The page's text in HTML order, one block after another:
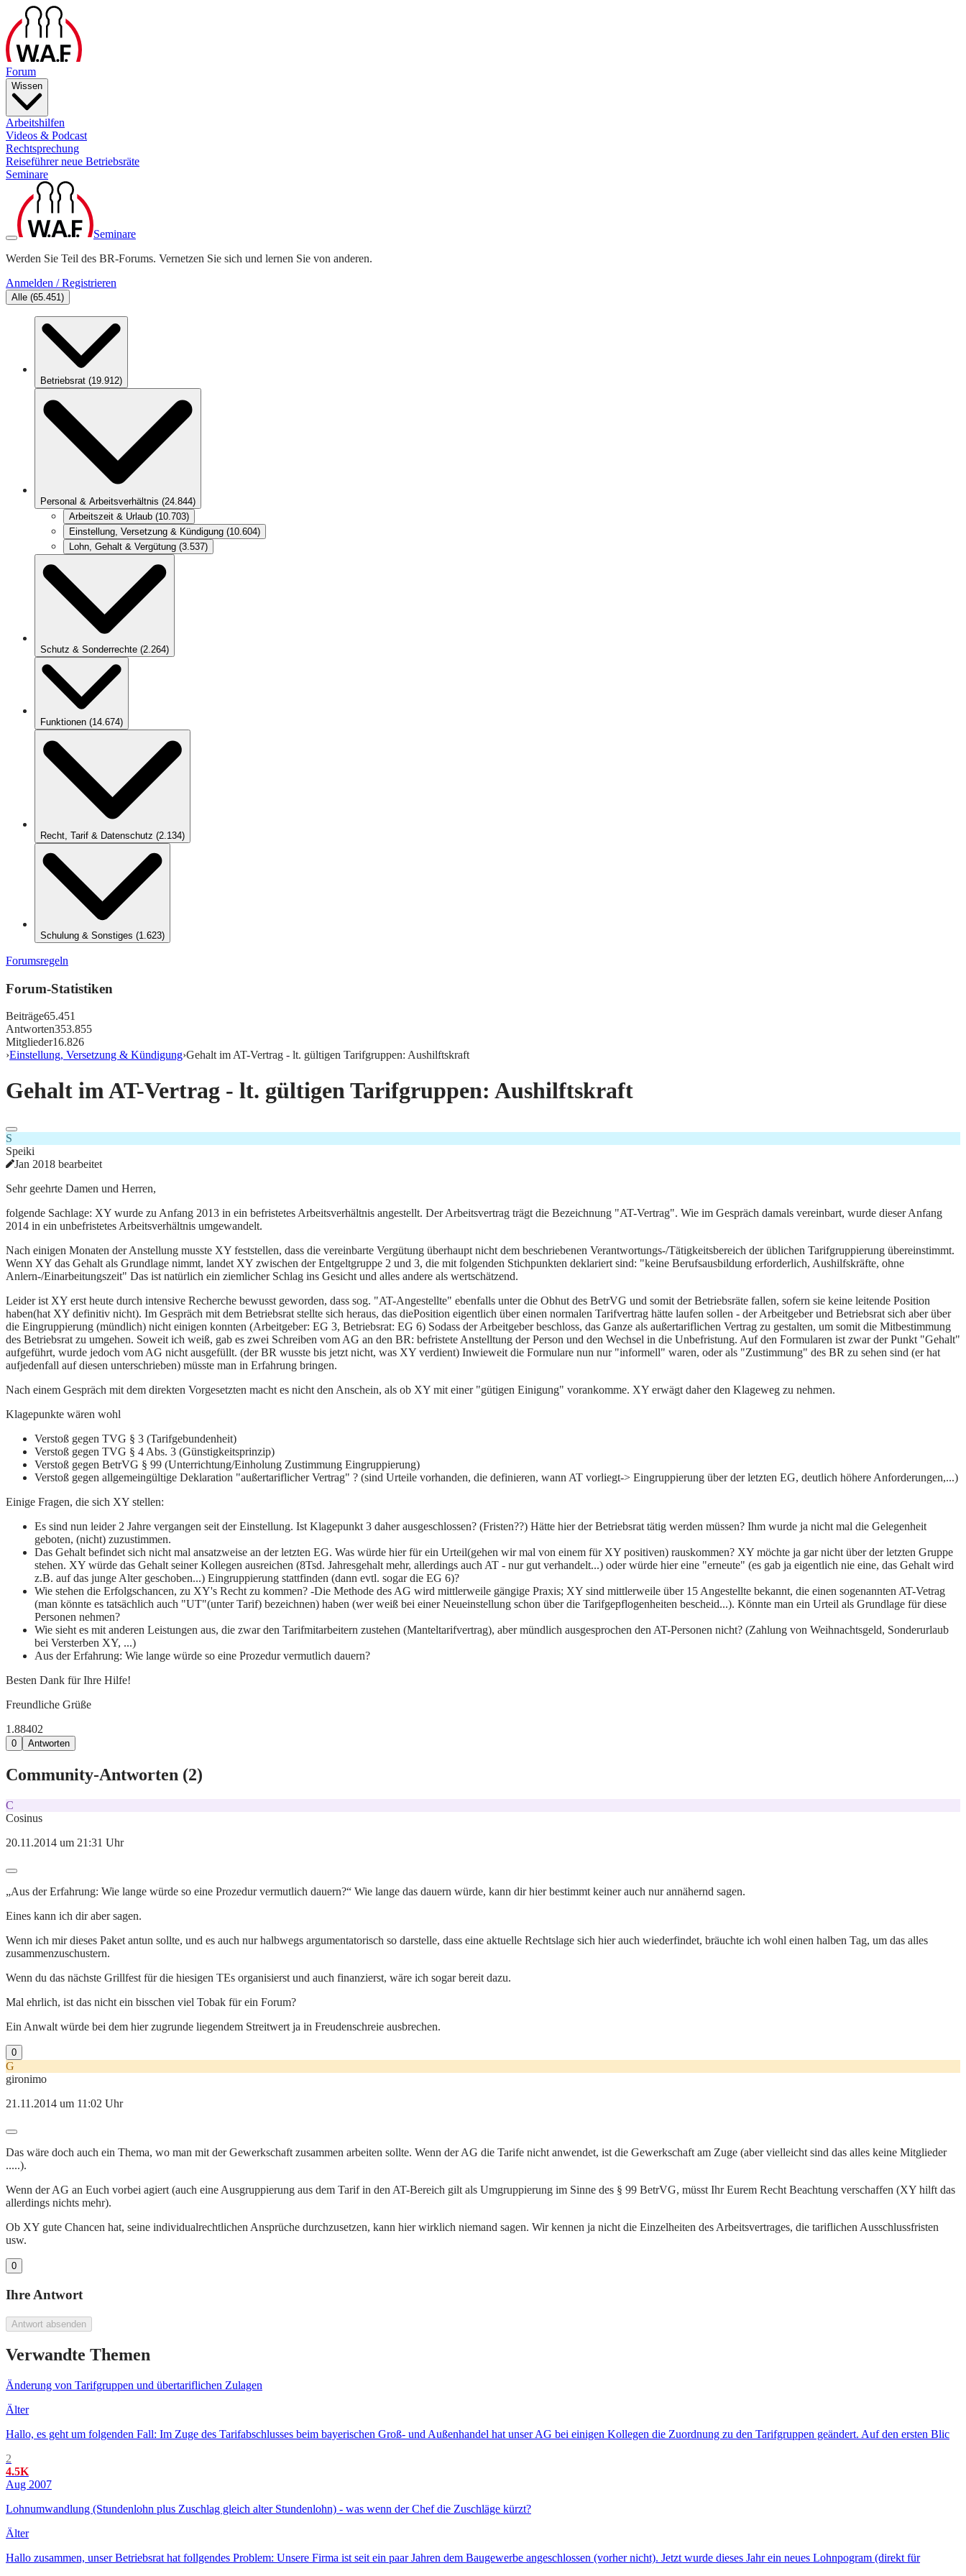
Forum
Wissen
Arbeitshilfen
Videos & Podcast
Rechtsprechung
Reiseführer neue Betriebsräte
Seminare
Seminare
Werden Sie Teil des BR-Forums. Vernetzen Sie sich und lernen Sie von anderen.
Anmelden / Registrieren
Alle (65.451)
Betriebsrat (19.912)
Personal & Arbeitsverhältnis (24.844)
Arbeitszeit & Urlaub (10.703)
Einstellung, Versetzung & Kündigung (10.604)
Lohn, Gehalt & Vergütung (3.537)
Schutz & Sonderrechte (2.264)
Funktionen (14.674)
Recht, Tarif & Datenschutz (2.134)
Schulung & Sonstiges (1.623)
Forumsregeln
Forum-Statistiken
Beiträge65.451
Antworten353.855
Mitglieder16.826
›Einstellung, Versetzung & Kündigung›Gehalt im AT-Vertrag - lt. gültigen Tarifgruppen: Aushilftskraft
Gehalt im AT-Vertrag - lt. gültigen Tarifgruppen: Aushilftskraft
S
Speiki
Jan 2018 bearbeitet
Sehr geehrte Damen und Herren,
folgende Sachlage: XY wurde zu Anfang 2013 in ein befristetes Arbeitsverhältnis angestellt. Der Arbeitsvertrag trägt die Bezeichnung "AT-Vertrag". Wie im Gespräch damals vereinbart, wurde dieser Anfang
2014 in ein unbefristetes Arbeitsverhältnis umgewandelt.
Nach einigen Monaten der Anstellung musste XY feststellen, dass die vereinbarte Vergütung überhaupt nicht dem beschriebenen Verantwortungs-/Tätigkeitsbereich der üblichen Tarifgruppierung übereinstimmt.
Wenn XY das Gehalt als Grundlage nimmt, landet XY zwischen der Entgeltgruppe 2 und 3, die mit folgenden Stichpunkten deklariert sind: "keine Berufsausbildung erforderlich, Aushilfskräfte, ohne
Anlern-/Einarbeitungszeit" Das ist natürlich ein ziemlicher Schlag ins Gesicht und alles andere als wertschätzend.
Leider ist XY erst heute durch intensive Recherche bewusst geworden, dass sog. "AT-Angestellte" ebenfalls unter die Obhut des BetrVG und somit der Betriebsräte fallen, sofern sie keine leitende Position
haben(hat XY definitiv nicht). Im Gespräch mit dem Betriebsrat stellte sich heraus, das diePosition eigentlich über einen normalen Tarifvertrag hätte laufen sollen - der Arbeitgeber und Betriebsrat sich aber über
die Eingruppierung (mündlich) nicht einigen konnten (Arbeitgeber: EG 3, Betriebsrat: EG 6) Sodass der Arbeitgeber beschloss, das Ganze als außertariflichen Vertrag zu gestalten, um somit die Mitbestimmung
des Betriebsrat zu umgehen. Soweit ich weiß, gab es zwei Schreiben vom AG an den BR: befristete Anstelltung der Person und den Wechsel in die Unbefristung. Auf den Formularen ist zwar der Punkt "Gehalt"
aufgeführt, wurde jedoch vom AG nicht ausgefüllt. (der BR wusste bis jetzt nicht, was XY verdient) Inwieweit die Formulare nun nur "informell" waren, oder als "Zustimmung" des BR zu sehen sind (er hat
aufjedenfall auf diesen unterschrieben) müsste man in Erfahrung bringen.
Nach einem Gespräch mit dem direkten Vorgesetzten macht es nicht den Anschein, als ob XY mit einer "gütigen Einigung" vorankomme. XY erwägt daher den Klageweg zu nehmen.
Klagepunkte wären wohl
Verstoß gegen TVG § 3 (Tarifgebundenheit)
Verstoß gegen TVG § 4 Abs. 3 (Günstigkeitsprinzip)
Verstoß gegen BetrVG § 99 (Unterrichtung/Einholung Zustimmung Eingruppierung)
Verstoß gegen allgemeingültige Deklaration "außertariflicher Vertrag" ? (sind Urteile vorhanden, die definieren, wann AT vorliegt-> Eingruppierung über der letzten EG, deutlich höhere Anforderungen,...)
Einige Fragen, die sich XY stellen:
Es sind nun leider 2 Jahre vergangen seit der Einstellung. Ist Klagepunkt 3 daher ausgeschlossen? (Fristen??) Hätte hier der Betriebsrat tätig werden müssen? Ihm wurde ja nicht mal die Gelegenheit
geboten, (nicht) zuzustimmen.
Das Gehalt befindet sich nicht mal ansatzweise an der letzten EG. Was würde hier für ein Urteil(gehen wir mal von einem für XY positiven) rauskommen? XY möchte ja gar nicht über der letzten Gruppe
stehen. XY würde das Gehalt seiner Kollegen ausreichen (8Tsd. Jahresgehalt mehr, allerdings auch AT - nur gut verhandelt...) oder würde hier eine "erneute" (es gab ja eigentlich nie eine, das Gehalt wird
z.B. auf das junge Alter geschoben...) Eingruppierung stattfinden (dann evtl. sogar die EG 6)?
Wie stehen die Erfolgschancen, zu XY's Recht zu kommen? -Die Methode des AG wird mittlerweile gängige Praxis; XY sind mittlerweile über 15 Angestellte bekannt, die einen sogenannten AT-Vetrag
(man könnte es tatsächlich auch "UT"(unter Tarif) bezeichnen) haben (wer weiß bei einer Neueinstellung schon über die Tarifgepflogenheiten bescheid...). Könnte man ein Urteil als Grundlage für diese
Personen nehmen?
Wie sieht es mit anderen Leistungen aus, die zwar den Tarifmitarbeitern zustehen (Manteltarifvertrag), aber mündlich ausgesprochen den AT-Personen nicht? (Zahlung von Weihnachtsgeld, Sonderurlaub
bei Versterben XY, ...)
Aus der Erfahrung: Wie lange würde so eine Prozedur vermutlich dauern?
Besten Dank für Ihre Hilfe!
Freundliche Grüße
1.88402
0 Antworten
Community-Antworten (2)
C
Cosinus
20.11.2014 um 21:31 Uhr
„Aus der Erfahrung: Wie lange würde so eine Prozedur vermutlich dauern?“ Wie lange das dauern würde, kann dir hier bestimmt keiner auch nur annähernd sagen.
Eines kann ich dir aber sagen.
Wenn ich mir dieses Paket antun sollte, und es auch nur halbwegs argumentatorisch so darstelle, dass eine aktuelle Rechtslage sich hier auch wiederfindet, bräuchte ich wohl einen halben Tag, um das alles
zusammenzuschustern.
Wenn du das nächste Grillfest für die hiesigen TEs organisierst und auch finanzierst, wäre ich sogar bereit dazu.
Mal ehrlich, ist das nicht ein bisschen viel Tobak für ein Forum?
Ein Anwalt würde bei dem hier zugrunde liegendem Streitwert ja in Freudenschreie ausbrechen.
0
G
gironimo
21.11.2014 um 11:02 Uhr
Das wäre doch auch ein Thema, wo man mit der Gewerkschaft zusammen arbeiten sollte. Wenn der AG die Tarife nicht anwendet, ist die Gewerkschaft am Zuge (aber vielleicht sind das alles keine Mitglieder
.....).
Wenn der AG an Euch vorbei agiert (auch eine Ausgruppierung aus dem Tarif in den AT-Bereich gilt als Umgruppierung im Sinne des § 99 BetrVG, müsst Ihr Eurem Recht Beachtung verschaffen (XY hilft das
allerdings nichts mehr).
Ob XY gute Chancen hat, seine individualrechtlichen Ansprüche durchzusetzen, kann hier wirklich niemand sagen. Wir kennen ja nicht die Einzelheiten des Arbeitsvertrages, die tariflichen Ausschlussfristen
usw.
0
Ihre Antwort
Antwort absenden
Verwandte Themen
Änderung von Tarifgruppen und übertariflichen Zulagen
Älter
Hallo, es geht um folgenden Fall: Im Zuge des Tarifabschlusses beim bayerischen Groß- und Außenhandel hat unser AG bei einigen Kollegen die Zuordnung zu den Tarifgruppen geändert. Auf den ersten Blic
2
4.5K
Aug 2007
Lohnumwandlung (Stundenlohn plus Zuschlag gleich alter Stundenlohn) - was wenn der Chef die Zuschläge kürzt?
Älter
Hallo zusammen, unser Betriebsrat hat follgendes Problem: Unsere Firma ist seit ein paar Jahren dem Baugewerbe angeschlossen (vorher nicht). Jetzt wurde dieses Jahr ein neues Lohnpogram (direkt für